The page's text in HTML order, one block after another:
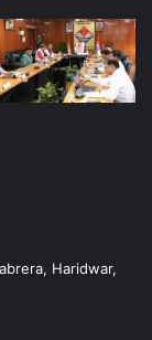
Haridwar,